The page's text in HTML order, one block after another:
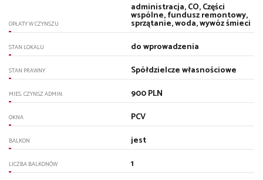
OPŁATY W CZYNSZU
administracja, CO, Części
wspólne, fundusz remontowy,
sprzątanie, woda, wywóz śmieci
STAN LOKALU do wprowadzenia
STAN PRAWNY Spółdzielcze własnościowe
MIES. CZYNSZ ADMIN. 900 PLN
OKNA PCV
BALKON jest
LICZBA BALKONÓW 1